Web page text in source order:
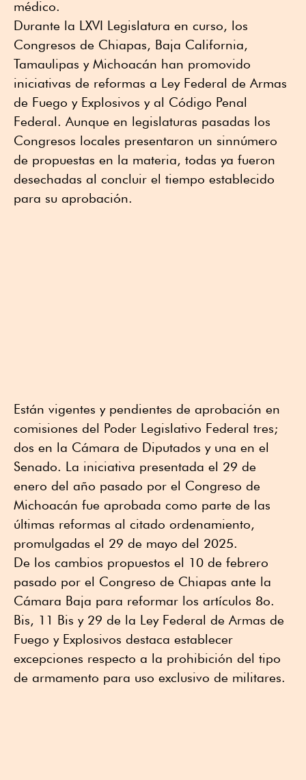
médico.
Durante la LXVI Legislatura en curso, los
Congresos de Chiapas, Baja California,
Tamaulipas y Michoacán han promovido
iniciativas de reformas a Ley Federal de Armas
de Fuego y Explosivos y al Código Penal
Federal. Aunque en legislaturas pasadas los
Congresos locales presentaron un sinnúmero
de propuestas en la materia, todas ya fueron
desechadas al concluir el tiempo establecido
para su aprobación.
Están vigentes y pendientes de aprobación en
comisiones del Poder Legislativo Federal tres;
dos en la Cámara de Diputados y una en el
Senado. La iniciativa presentada el 29 de
enero del año pasado por el Congreso de
Michoacán fue aprobada como parte de las
últimas reformas al citado ordenamiento,
promulgadas el 29 de mayo del 2025.
De los cambios propuestos el 10 de febrero
pasado por el Congreso de Chiapas ante la
Cámara Baja para reformar los artículos 8o.
Bis, 11 Bis y 29 de la Ley Federal de Armas de
Fuego y Explosivos destaca establecer
excepciones respecto a la prohibición del tipo
de armamento para uso exclusivo de militares.